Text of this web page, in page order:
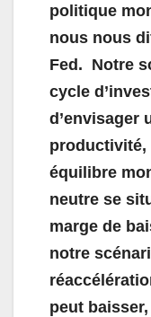
politique
nous nous
Fed. Notre
cycle
d’envisager
productivité,
équilibre
neutre se
marge de
notre
peut